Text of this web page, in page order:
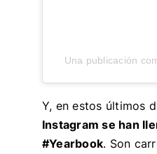
Una publicación
Y, en estos últimos
Instagram se han
#Yearbook. Son